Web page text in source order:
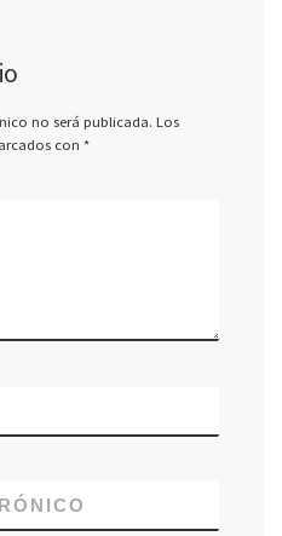
no será publicada. Los
con *